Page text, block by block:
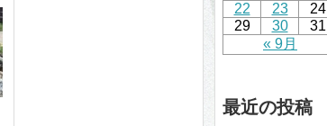
« 9月
22
23 24
29
30 31
最近の投稿